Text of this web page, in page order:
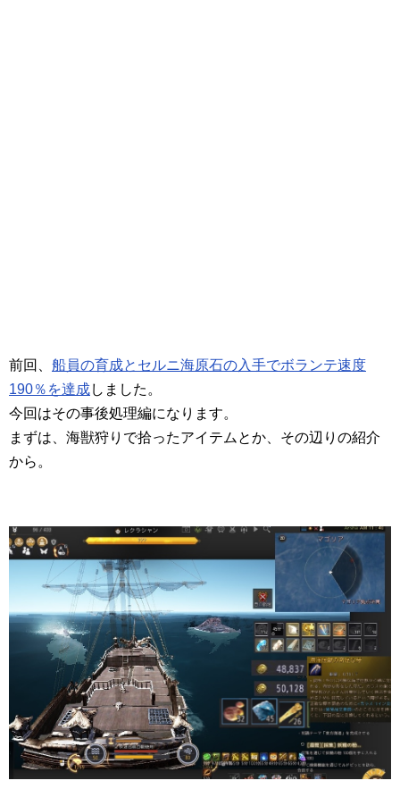
前回、 船員の育成とセルニ海原石の入手でボランテ速度
190％を達成しました。
今回はその事後処理編になります。
まずは、海獣狩りで拾ったアイテムとか、その辺りの紹介
から。